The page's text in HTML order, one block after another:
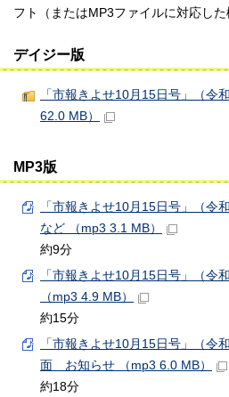
フト（またはMP3ファイルに対応した
デイジー版
「市報きよせ10月15日号」（令
62.0 MB）
MP3版
「市報きよせ10月15日号」（
など （mp3 3.1 MB）
約9分
「市報きよせ10月15日号」（令
（mp3 4.9 MB）
約15分
「市報きよせ10月15日号」（令
面 お知らせ （mp3 6.0 MB）
約18分